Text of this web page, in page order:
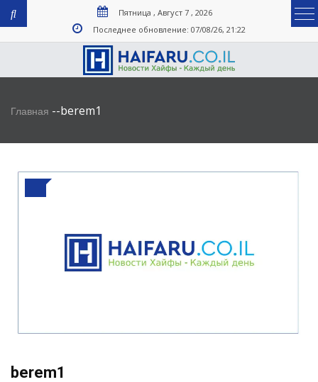
Пятница , Август 7 , 2026
Последнее обновление: 07/08/26, 21:22
Главная --berem1
berem1